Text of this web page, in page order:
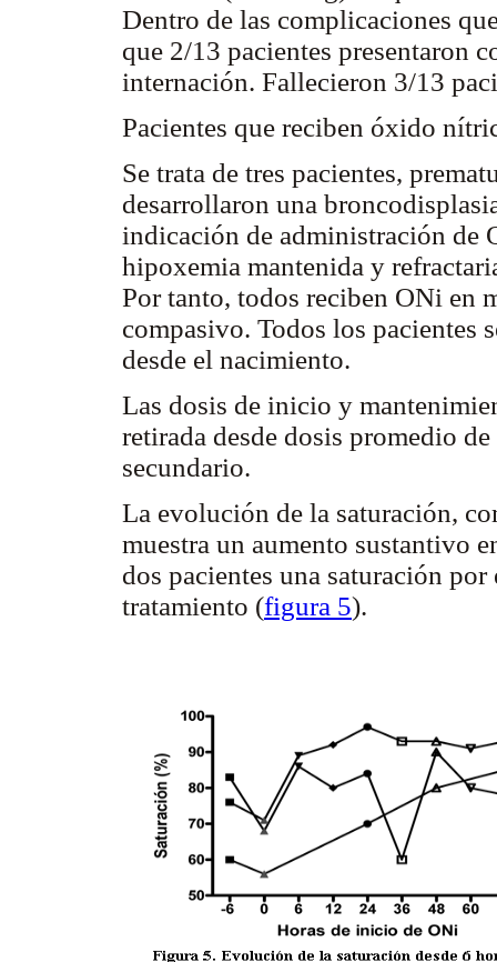
Dentro de las complicaciones
que 2/13 pacientes presentaron
internación. Fallecieron 3/13
Pacientes que reciben óxido
Se trata de tres pacientes,
desarrollaron una
indicación de administración de
hipoxemia mantenida y
Por tanto, todos reciben ONi en
compasivo. Todos los pacientes
desde el nacimiento.
Las dosis de inicio y
retirada desde dosis promedio
secundario.
La evolución de la saturación,
muestra un aumento sustantivo
dos pacientes una saturación
tratamiento (figura 5).